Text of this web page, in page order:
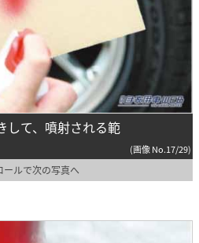
して、噴射される範
(画像 No.17/29)
ールで次の写真へ